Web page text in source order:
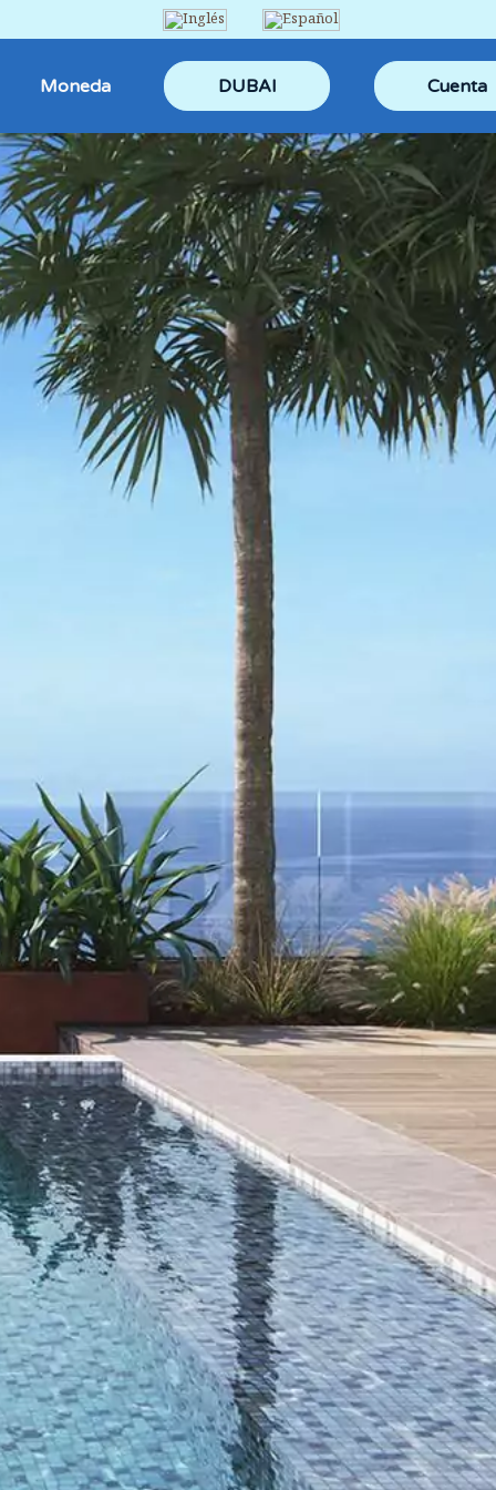
Moneda DUBAI Cuenta